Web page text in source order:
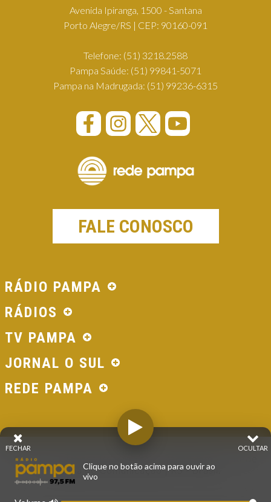
Avenida Ipiranga, 1500 - Santana
Porto Alegre/RS | CEP: 90160-091
Telefone: (51) 3218.2588
Pampa Saúde: (51) 99841-5071
Pampa na Madrugada: (51) 99236-6315
FALE CONOSCO
RÁDIO PAMPA
RÁDIOS
TV PAMPA
JORNAL O SUL
REDE PAMPA
© 2026 - Direitos Reservados - Rádio Pampa - Rede
Pampa de Comunicação | RS - Brasil.
OCULTAR
FECHAR
Clique no botão acima para ouvir ao
vivo